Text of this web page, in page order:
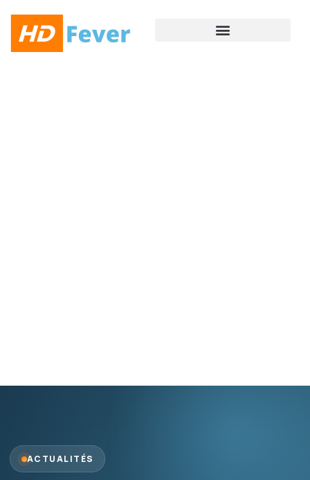
ACTUALITÉS